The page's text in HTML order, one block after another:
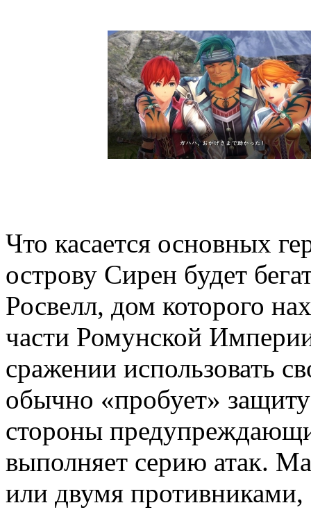
Что касается основных
острову Сирен будет
Росвелл, дом которого
части Ромунской
сражении использовать
обычно «пробует»
стороны
выполняет серию атак.
или двумя